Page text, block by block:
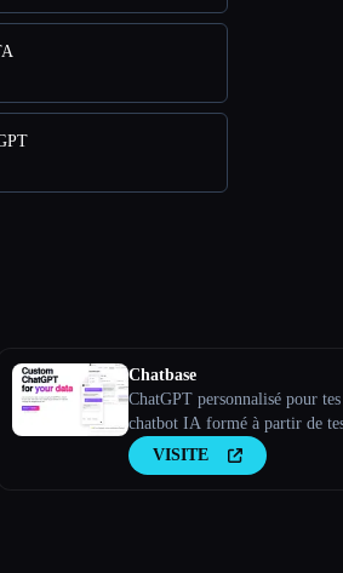
Chatbase
ChatGPT personnalisé pour
chatbot IA formé à partir de
VISITE